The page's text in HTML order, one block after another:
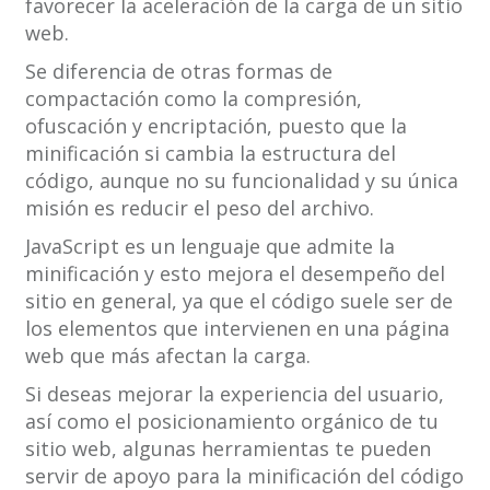
favorecer la aceleración de la carga de un sitio
web.
Se diferencia de otras formas de
compactación como la compresión,
ofuscación y encriptación, puesto que la
minificación si cambia la estructura del
código, aunque no su funcionalidad y su única
misión es reducir el peso del archivo.
JavaScript es un lenguaje que admite la
minificación y esto mejora el desempeño del
sitio en general, ya que el código suele ser de
los elementos que intervienen en una página
web que más afectan la carga.
Si deseas mejorar la experiencia del usuario,
así como el posicionamiento orgánico de tu
sitio web, algunas herramientas te pueden
servir de apoyo para la minificación del código